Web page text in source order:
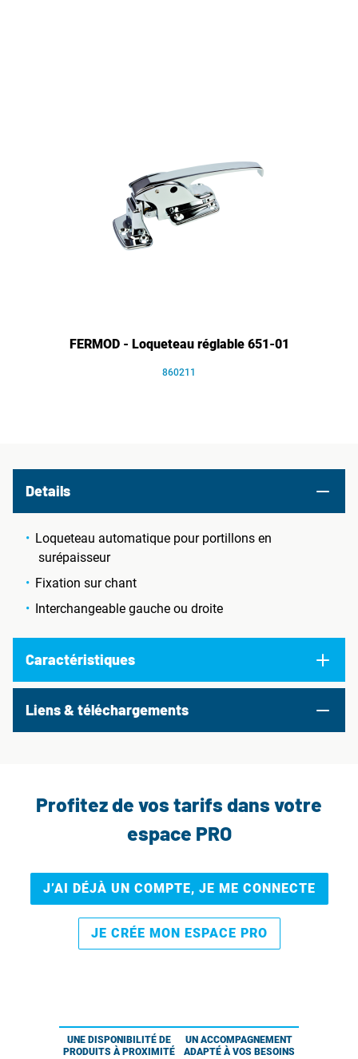
FERMOD - Loqueteau réglable 651-01
860211
Details
Loqueteau automatique pour portillons en
surépaisseur
Fixation sur chant
Interchangeable gauche ou droite
Caractéristiques
Liens & téléchargements
Profitez de vos tarifs dans votre
espace PRO
J’AI DÉJÀ UN COMPTE, JE ME CONNECTE
JE CRÉE MON ESPACE PRO
UNE DISPONIBILITÉ DE
PRODUITS À PROXIMITÉ
UN ACCOMPAGNEMENT
ADAPTÉ À VOS BESOINS